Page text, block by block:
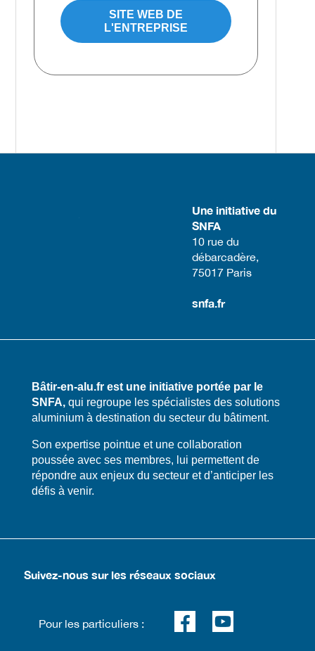
SITE WEB DE
L'ENTREPRISE
Une initiative du
SNFA
​10 rue du
débarcadère,
75017 Paris​
snfa.fr
Bâtir-en-alu.fr est une initiative portée par le
SNFA,qui regroupe les spécialistes des solutions
aluminium à destination du secteur du bâtiment.
​​Son expertise pointue et une collaboration
poussée avec ses membres, lui permettent de
répondre aux enjeux du secteur et d’anticiper les
défis à venir.
Suivez-nous sur les réseaux sociaux
Pour les particuliers :